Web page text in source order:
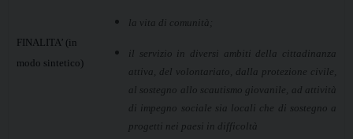
FINALITA’ (in
modo sintetico)
la vita di comunità;
il servizio in diversi ambiti della cittadinanza
attiva, del volontariato, dalla protezione civile,
al sostegno allo scautismo giovanile, ad attività
di impegno sociale sia locali che di sostegno a
progetti nei paesi in difficoltà